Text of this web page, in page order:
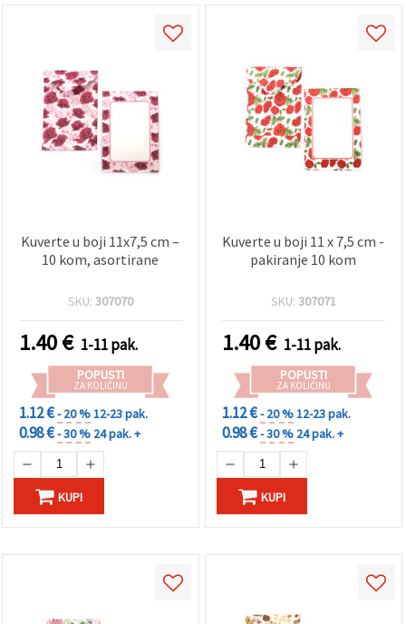
Kuverte u boji 11x7,5 cm –
10 kom, asortirane
SKU: 307070
1.40€ 1-11 pak.
POPUSTI
ZA KOLIČINU
1.12 €- 20 %12-23 pak.
0.98 €- 30 % 24 pak. +
KUPI
Kuverte u boji 11 x 7,5 cm -
pakiranje 10 kom
SKU: 307071
1.40€ 1-11 pak.
POPUSTI
ZA KOLIČINU
1.12 €- 20 %12-23 pak.
0.98 €- 30 % 24 pak. +
KUPI